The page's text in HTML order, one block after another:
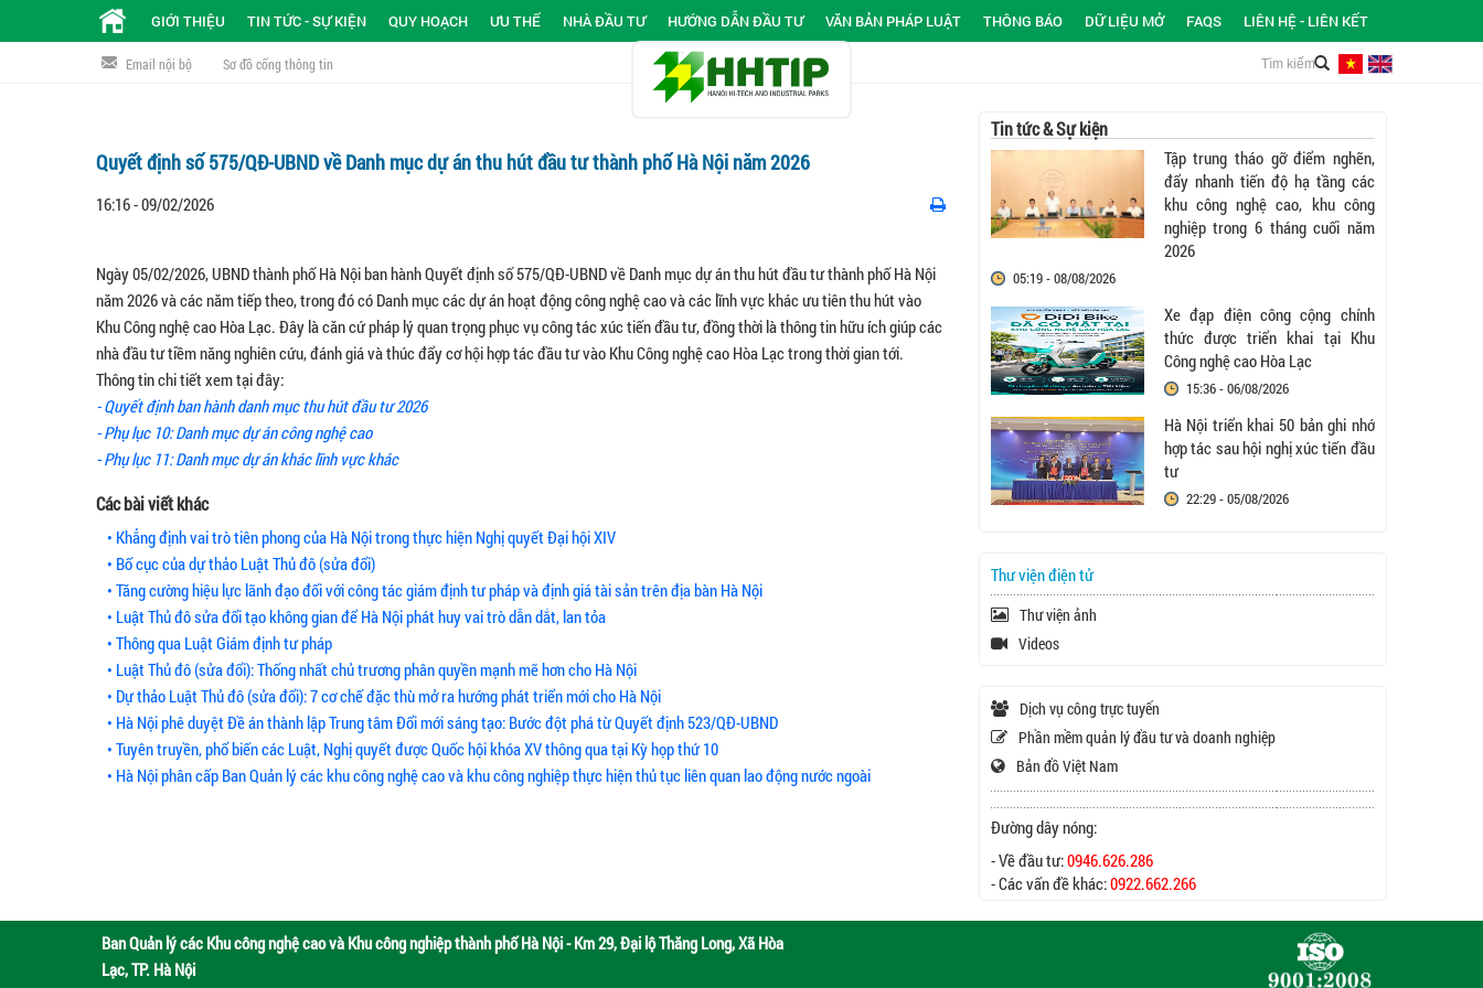
GIỚI THIỆU TIN TỨC - SỰ KIỆN QUY HOẠCH ƯU THẾ NHÀ ĐẦU TƯ HƯỚNG DẪN ĐẦU TƯ VĂN BẢN PHÁP LUẬT THÔNG BÁO DỮ LIỆU MỞ FAQS LIÊN HỆ - LIÊN KẾT
Email nội bộ Sơ đồ cổng thông tin
Quyết định số 575/QĐ-UBND về Danh mục dự án thu hút đầu tư thành phố Hà Nội năm 2026
16:16 - 09/02/2026
Ngày 05/02/2026, UBND thành phố Hà Nội ban hành Quyết định số 575/QĐ-UBND về Danh mục dự án thu hút đầu tư thành phố Hà Nội
năm 2026 và các năm tiếp theo, trong đó có Danh mục các dự án hoạt động công nghệ cao và các lĩnh vực khác ưu tiên thu hút vào
Khu Công nghệ cao Hòa Lạc. Đây là căn cứ pháp lý quan trọng phục vụ công tác xúc tiến đầu tư, đồng thời là thông tin hữu ích giúp các
nhà đầu tư tiềm năng nghiên cứu, đánh giá và thúc đẩy cơ hội hợp tác đầu tư vào Khu Công nghệ cao Hòa Lạc trong thời gian tới.
Thông tin chi tiết xem tại đây:
- Quyết định ban hành danh mục thu hút đầu tư 2026
- Phụ lục 10: Danh mục dự án công nghệ cao
- Phụ lục 11: Danh mục dự án khác lĩnh vực khác
Các bài viết khác
• Khẳng định vai trò tiên phong của Hà Nội trong thực hiện Nghị quyết Đại hội XIV
• Bố cục của dự thảo Luật Thủ đô (sửa đổi)
• Tăng cường hiệu lực lãnh đạo đối với công tác giám định tư pháp và định giá tài sản trên địa bàn Hà Nội
• Luật Thủ đô sửa đổi tạo không gian để Hà Nội phát huy vai trò dẫn dắt, lan tỏa
• Thông qua Luật Giám định tư pháp
• Luật Thủ đô (sửa đổi): Thống nhất chủ trương phân quyền mạnh mẽ hơn cho Hà Nội
• Dự thảo Luật Thủ đô (sửa đổi): 7 cơ chế đặc thù mở ra hướng phát triển mới cho Hà Nội
• Hà Nội phê duyệt Đề án thành lập Trung tâm Đổi mới sáng tạo: Bước đột phá từ Quyết định 523/QĐ-UBND
• Tuyên truyền, phổ biến các Luật, Nghị quyết được Quốc hội khóa XV thông qua tại Kỳ họp thứ 10
• Hà Nội phân cấp Ban Quản lý các khu công nghệ cao và khu công nghiệp thực hiện thủ tục liên quan lao động nước ngoài
Tin tức & Sự kiện
Tập trung tháo gỡ điểm nghẽn,
đẩy nhanh tiến độ hạ tầng các
khu công nghệ cao, khu công
nghiệp trong 6 tháng cuối năm
2026
05:19 - 08/08/2026
Xe đạp điện công cộng chính
thức được triển khai tại Khu
Công nghệ cao Hòa Lạc
15:36 - 06/08/2026
Hà Nội triển khai 50 bản ghi nhớ
hợp tác sau hội nghị xúc tiến đầu
tư
22:29 - 05/08/2026
Thư viện điện tử
Thư viện ảnh
Videos
Dịch vụ công trực tuyến
Phần mềm quản lý đầu tư và doanh nghiệp
Bản đồ Việt Nam
Đường dây nóng:
- Về đầu tư:0946.626.286
- Các vấn đề khác:0922.662.266
Ban Quản lý các Khu công nghệ cao và Khu công nghiệp thành phố Hà Nội - Km 29, Đại lộ Thăng Long, Xã Hòa
Lạc, TP. Hà Nội